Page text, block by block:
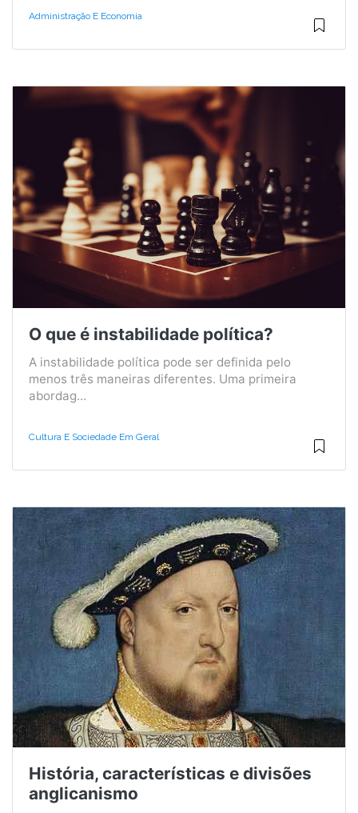
Administração E Economia
O que é instabilidade política?
A instabilidade política pode ser definida pelo
menos três maneiras diferentes. Uma primeira
abordag...
Cultura E Sociedade Em Geral
História, características e divisões
anglicanismo